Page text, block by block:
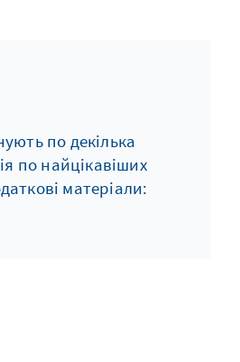
по декілька
по найцікавіших
матеріали: